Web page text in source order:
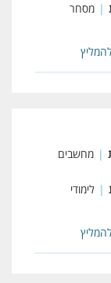
| מסחר
| מחשבים
| לימודי